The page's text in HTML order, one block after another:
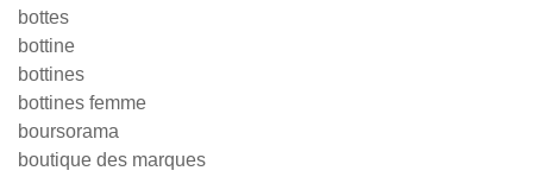
bottes
bottine
bottines
bottines femme
boursorama
boutique des marques